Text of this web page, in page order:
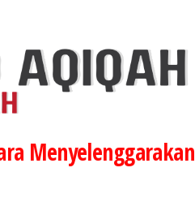
Menyelenggarakan